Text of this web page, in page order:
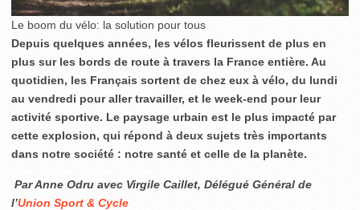
Le boom du vélo: la solution pour tous
Depuis quelques années, les vélos fleurissent de plus en
plus sur les bords de route à travers la France entière. Au
quotidien, les Français sortent de chez eux à vélo, du lundi
au vendredi pour aller travailler, et le week-end pour leur
activité sportive. Le paysage urbain est le plus impacté par
cette explosion, qui répond à deux sujets très importants
dans notre société : notre santé et celle de la planète.
Par Anne Odru avec Virgile Caillet, Délégué Général de
l’Union Sport & Cycle